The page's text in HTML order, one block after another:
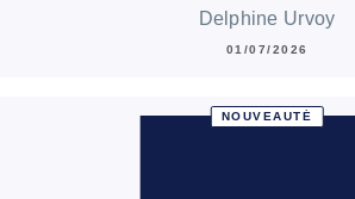
Delphine Urvoy
01/07/2026
NOUVEAUTÉ